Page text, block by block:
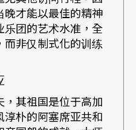
的马林斯基剧院除了首
包括交响乐、歌剧、舞
马勒都曾亲临剧院，威
《命运之力》。在苏联
直至一九九二年还名
晚才能以最佳的精神
团的艺术水准，全
非仅制式化的训练
其祖国是位于高加
朴的阿塞席亚共和